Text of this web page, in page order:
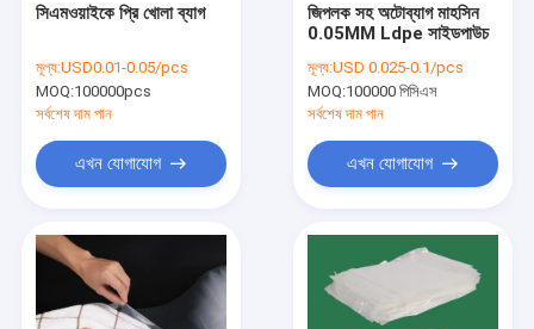
সিএমওয়াইকে প্রি খোলা ব্যাগ
মূল্য:USD0.01-0.05/pcs
MOQ:100000pcs
সর্বশেষ দাম পান
এখন যোগাযোগ
জিপলক সহ অটোব্যাগ মাহসিন
0.05MM Ldpe সাইডপাউচ
মূল্য:USD 0.025-0.1/pcs
MOQ:100000 পিসিএস
সর্বশেষ দাম পান
এখন যোগাযোগ